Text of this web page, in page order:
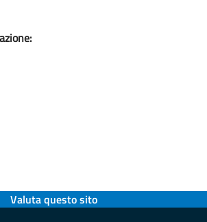
Valuta questo sito